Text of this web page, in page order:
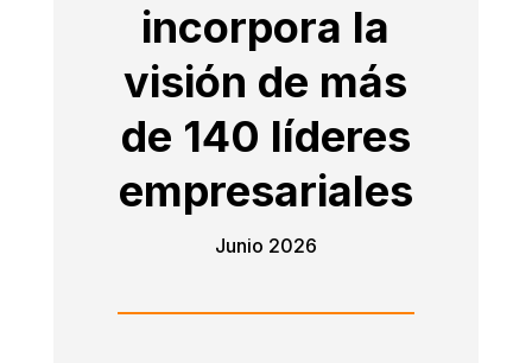
incorpora la
visión de más
de 140 líderes
empresariales
Junio 2026